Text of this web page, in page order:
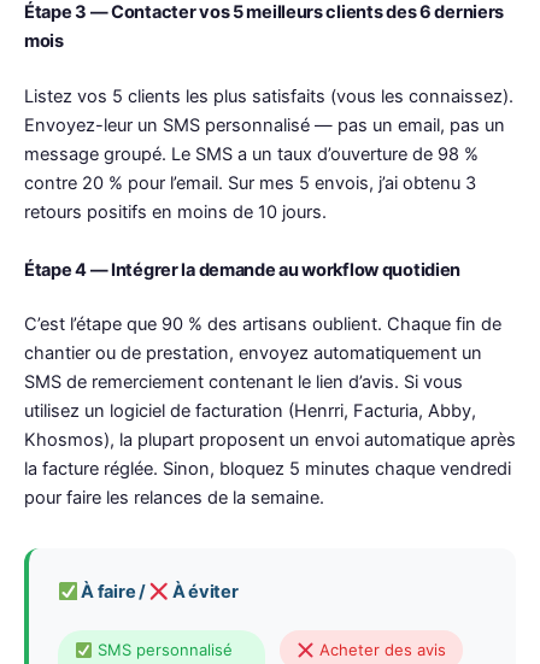
Étape 3 — Contacter vos 5 meilleurs clients des 6 derniers
mois
Listez vos 5 clients les plus satisfaits (vous les connaissez).
Envoyez-leur un SMS personnalisé — pas un email, pas un
message groupé. Le SMS a un taux d’ouverture de 98 %
contre 20 % pour l’email. Sur mes 5 envois, j’ai obtenu 3
retours positifs en moins de 10 jours.
Étape 4 — Intégrer la demande au workflow quotidien
C’est l’étape que 90 % des artisans oublient. Chaque fin de
chantier ou de prestation, envoyez automatiquement un
SMS de remerciement contenant le lien d’avis. Si vous
utilisez un logiciel de facturation (Henrri, Facturia, Abby,
Khosmos), la plupart proposent un envoi automatique après
la facture réglée. Sinon, bloquez 5 minutes chaque vendredi
pour faire les relances de la semaine.
À faire / À éviter
SMS personnalisé
Acheter des avis